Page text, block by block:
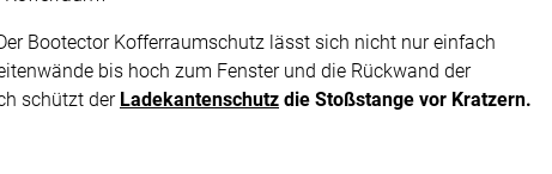
Bootector Kofferraumschutz lässt sich nicht nur einfach
bis hoch zum Fenster und die Rückwand der
schützt der Ladekantenschutz die Stoßstange vor Kratzern.